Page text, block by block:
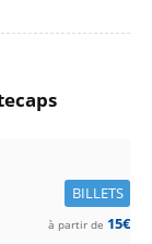
BILLETS
à partir de 15€